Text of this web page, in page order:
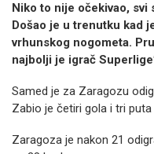
Niko to nije očekivao,
Došao je u trenutku kad
vrhunskog nogometa.
najbolji je igrač
Samed je za Zaragozu
Zabio je četiri gola i tri
Zaragoza je nakon 21